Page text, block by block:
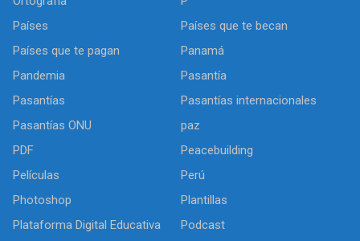
Países
Países que te becan
Países que te pagan
Panamá
Pandemia
Pasantía
Pasantías
Pasantías internacionales
Pasantías ONU
paz
PDF
Peacebuilding
Películas
Perú
Photoshop
Plantillas
Plataforma Digital Educativa
Podcast